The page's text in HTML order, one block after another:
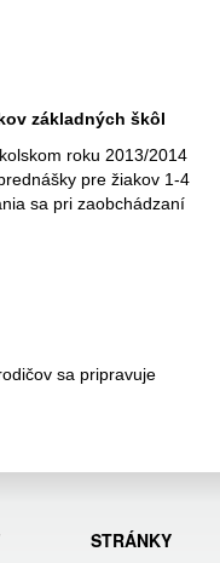
základných škôl
roku 2013/2014
pre žiakov 1-4
sa pri zaobchádzaní
sa pripravuje
STRÁNKY